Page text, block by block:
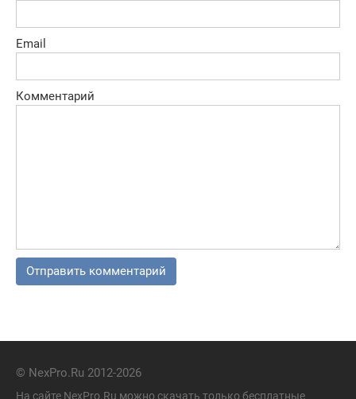
Email
Комментарий
© NexPro.Ru 2012-2026
На сайте NexPro.Ru можно скачать только бесплатные